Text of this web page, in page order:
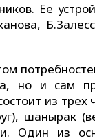
Ее
но и сам
из трех
шанырак
Один из